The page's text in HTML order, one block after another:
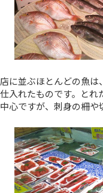
店に並ぶほとんどの魚
仕入れたものです。とれ
中心ですが、刺身の柵や